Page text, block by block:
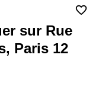
sur Rue
Paris 12